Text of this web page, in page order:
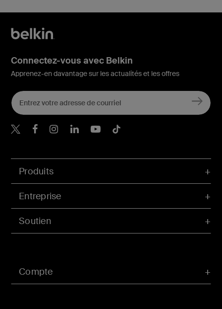
Compte
Produits
Entreprise
Soutien
Connectez-vous avec Belkin
Apprenez-en davantage sur les actualités et les offres
Belkin Twitter
Belkin Facebook
Belkin Instagram
Belkin LinkedIn
Belkin Youtube
Belkin TikTok